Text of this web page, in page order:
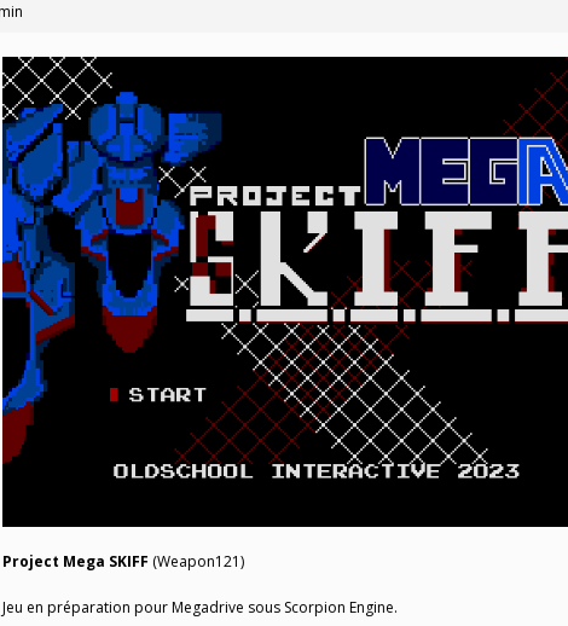
Project Mega SKIFF (Weapon121)
Jeu en préparation pour Megadrive sous Scorpion Engine.